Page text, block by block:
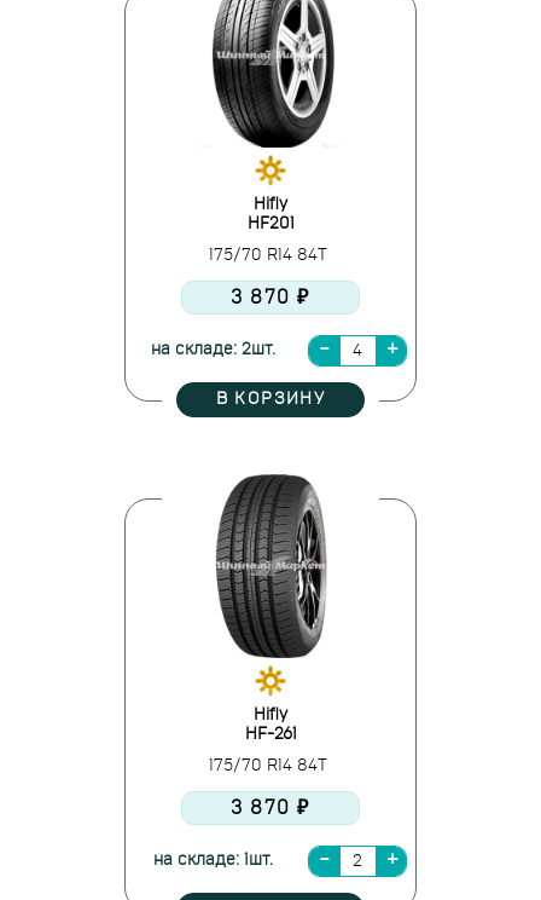
Hifly
HF201
175/70 R14 84T
3 870 ₽
на складе: 2шт.
В КОРЗИНУ
Hifly
HF-261
175/70 R14 84T
3 870 ₽
на складе: 1шт.